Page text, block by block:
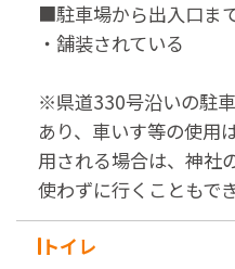
■駐車場から出入口ま
・舗装されている
※県道330号沿いの駐
あり、車いす等の使用
用される場合は、神社
使わずに行くこともでき
トイレ